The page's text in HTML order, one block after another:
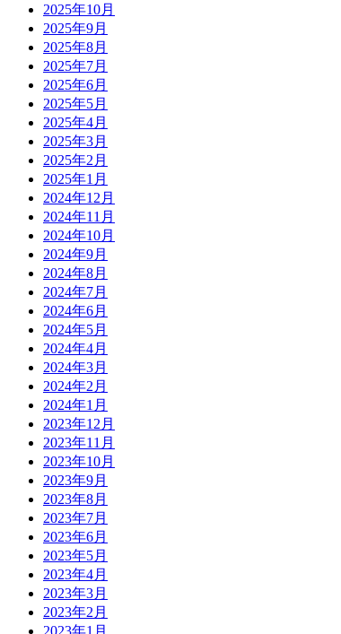
2025年10月
2025年9月
2025年8月
2025年7月
2025年6月
2025年5月
2025年4月
2025年3月
2025年2月
2025年1月
2024年12月
2024年11月
2024年10月
2024年9月
2024年8月
2024年7月
2024年6月
2024年5月
2024年4月
2024年3月
2024年2月
2024年1月
2023年12月
2023年11月
2023年10月
2023年9月
2023年8月
2023年7月
2023年6月
2023年5月
2023年4月
2023年3月
2023年2月
2023年1月